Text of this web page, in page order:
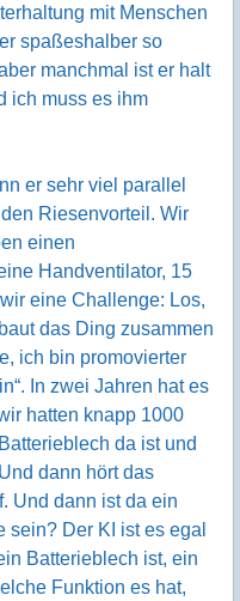
mit Menschen
spaßeshalber so
manchmal ist er halt
ich muss es ihm
er sehr viel parallel
Riesenvorteil. Wir
einen
Handventilator, 15
eine Challenge: Los,
das Ding zusammen
ich bin promovierter
In zwei Jahren hat es
hatten knapp 1000
da ist und
dann hört das
Und dann ist da ein
sein? Der KI ist es egal
Batterieblech ist, ein
Funktion es hat,